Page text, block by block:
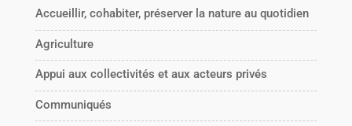
Accueillir, cohabiter, préserver la nature au quotidien
Agriculture
Appui aux collectivités et aux acteurs privés
Communiqués